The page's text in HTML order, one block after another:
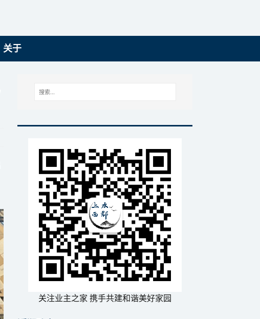
关于
关注业主之家 携手共建和谐美好家园